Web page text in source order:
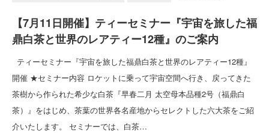
【7月11日開催】ティーセミナー『宇宙を旅した福
鼎白茶と世界のレアティー12種』のご案内
ティーセミナー『宇宙を旅した福鼎白茶と世界のレアティー12種』
開催 ★セミナー内容 ロケットに乗って宇宙空間へ行き、戻ってきた
茶樹から作られた希少な白茶『早春二月 太空母本品種2号（福鼎白
茶）』をはじめ、茶葉の世界各名産地からセレクトした六大茶をご紹
介いたします。 セミナーでは、白茶…